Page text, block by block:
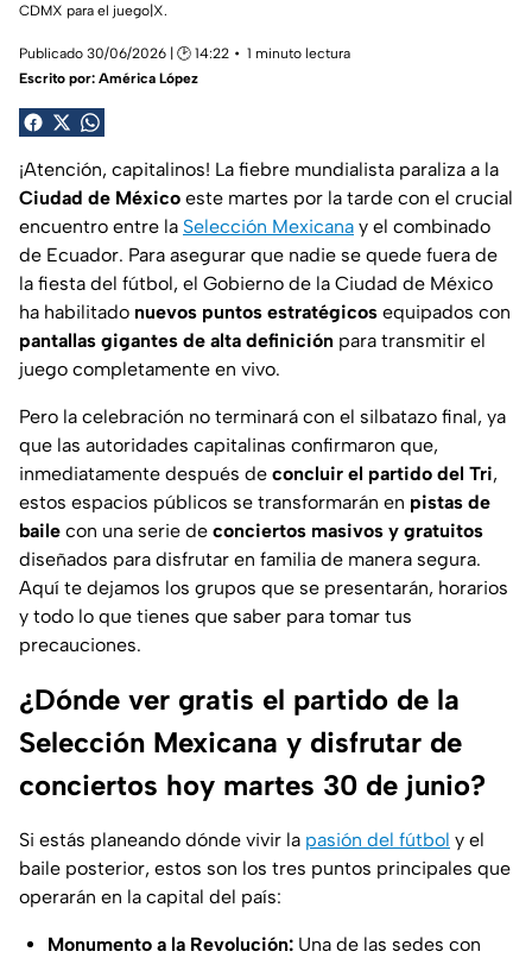
CDMX para el juego|X.
Publicado 30/06/2026 | 🕑 14:22
1 minuto lectura
Escrito por: América López
¡Atención, capitalinos! La fiebre mundialista paraliza a la
Ciudad de México este martes por la tarde con el crucial
encuentro entre la Selección Mexicana y el combinado
de Ecuador. Para asegurar que nadie se quede fuera de
la fiesta del fútbol, el Gobierno de la Ciudad de México
ha habilitado nuevos puntos estratégicos equipados con
pantallas gigantes de alta definición para transmitir el
juego completamente en vivo.
Pero la celebración no terminará con el silbatazo final, ya
que las autoridades capitalinas confirmaron que,
inmediatamente después de concluir el partido del Tri,
estos espacios públicos se transformarán en pistas de
baile con una serie de conciertos masivos y gratuitos
diseñados para disfrutar en familia de manera segura.
Aquí te dejamos los grupos que se presentarán, horarios
y todo lo que tienes que saber para tomar tus
precauciones.
¿Dónde ver gratis el partido de la
Selección Mexicana y disfrutar de
conciertos hoy martes 30 de junio?
Si estás planeando dónde vivir la pasión del fútbol y el
baile posterior, estos son los tres puntos principales que
operarán en la capital del país:
Monumento a la Revolución: Una de las sedes con